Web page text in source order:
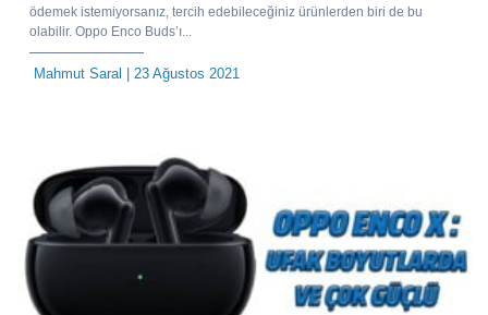
ödemek istemiyorsanız, tercih edebileceğiniz ürünlerden biri de bu
olabilir. Oppo Enco Buds’ı...
Mahmut Saral | 23 Ağustos 2021